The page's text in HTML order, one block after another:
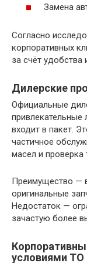
Замена
Согласно
корпоративных
за счёт
Дилерские
Официальные
входит в пакет.
частичное
масел и проверка
Преимущество —
оригинальные
Недостаток —
зачастую более
условиями ТО